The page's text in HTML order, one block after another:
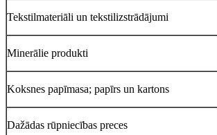
Tekstilmateriāli un tekstilizstrādājumi
Minerālie produkti
Koksnes papīmasa; papīrs un kartons
Dažādas rūpniecības preces